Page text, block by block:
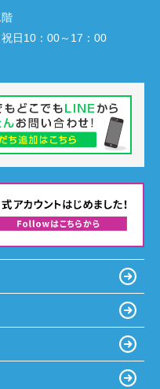
日10：00～17：00